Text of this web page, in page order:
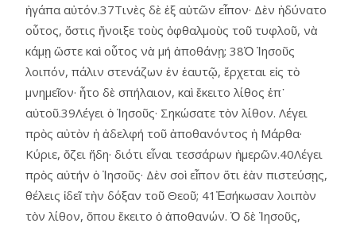
ἠγάπα αὐτόν.37Τινὲς δὲ ἐξ αὐτῶν εἶπον· Δὲν ἠδύνατο
οὗτος, ὅστις ἤνοιξε τοὺς ὀφθαλμοὺς τοῦ τυφλοῦ, νὰ
κάμῃ ὥστε καὶ οὗτος νὰ μή ἀποθάνῃ; 38Ὁ Ἰησοῦς
λοιπόν, πάλιν στενάζων ἐν ἑαυτῷ, ἔρχεται εἰς τὸ
μνημεῖον· ἦτο δὲ σπήλαιον, καὶ ἔκειτο λίθος ἐπ᾿
αὐτοῦ.39Λέγει ὁ Ἰησοῦς· Σηκώσατε τὸν λίθον. Λέγει
πρὸς αὐτὸν ἡ ἀδελφή τοῦ ἀποθανόντος ἡ Μάρθα·
Κύριε, ὄζει ἤδη· διότι εἶναι τεσσάρων ἡμερῶν.40Λέγει
πρὸς αὐτήν ὁ Ἰησοῦς· Δὲν σοὶ εἶπον ὅτι ἐὰν πιστεύσῃς,
θέλεις ἰδεῖ τὴν δόξαν τοῦ Θεοῦ; 41Ἐσήκωσαν λοιπὸν
τὸν λίθον, ὅπου ἔκειτο ὁ ἀποθανών. Ὁ δὲ Ἰησοῦς,